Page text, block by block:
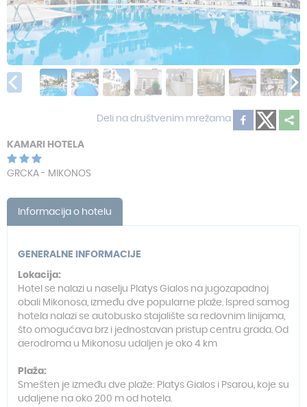
Deli na društvenim mrežama
KAMARI HOTELA
GRCKA - MIKONOS
Informacija o hotelu
GENERALNE INFORMACIJE
Lokacija:
Hotel se nalazi u naselju Platys Gialos na jugozapadnoj
obali Mikonosa, između dve popularne plaže. Ispred samog
hotela nalazi se autobusko stajalište sa redovnim linijama,
što omogućava brz i jednostavan pristup centru grada. Od
aerodroma u Mikonosu udaljen je oko 4 km
Plaža:
Smešten je između dve plaže: Platys Gialos i Psarou, koje su
udaljene na oko 200 m od hotela.